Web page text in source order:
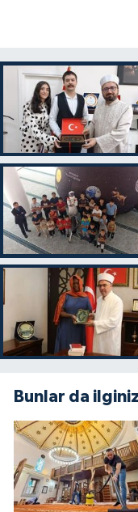
Bunlar da